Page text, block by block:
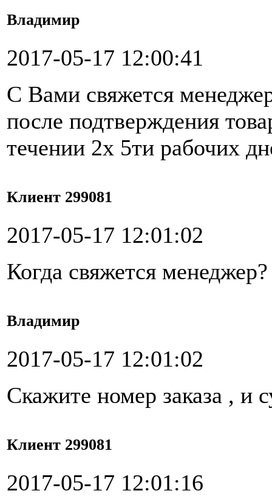
Владимир
2017-05-17 12:00:41
С Вами свяжется
после подтверждения
течении 2х 5ти рабочих
Клиент 299081
2017-05-17 12:01:02
Когда свяжется менеджер?
Владимир
2017-05-17 12:01:02
Скажите номер заказа , и
Клиент 299081
2017-05-17 12:01:16